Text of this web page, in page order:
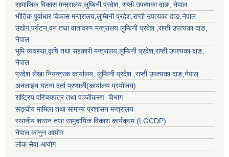
सामाजिक विकास मन्त्रालय,लुम्बिनी प्रदेश, राप्ती उपत्यका दाङ, नेपाल
भौतिक पूर्वाधार विकास मन्त्रालय,लुम्बिनी प्रदेश,राप्ती उपत्यका दाङ,नेपाल
उद्याेग,पर्यटन,वन तथा वातावरण मन्त्रालय लुम्बिनी प्रदेश ,राप्ती उपत्यका दाङ,
नेपाल
भुमि व्यवस्था,कृषि तथा सहकारी मन्त्रालय,लुम्बिनी प्रदेश,राप्ती उपत्यका दाङ,
नेपाल
प्रदेश लेखा नियन्त्रक कार्यालय, लुम्बिनी प्रदेश ,राप्ती उपत्यका दाङ,नेपाल
अनलाइन घटना दर्ता प्रणाली(कार्यालय प्रयोजन)
राष्ट्रिय परिचयपत्र तथा पञ्जीकरण विभाग
सङ्घीय मामिला तथा सामान्य प्रशासन मन्त्रालय
स्थानीय शासन तथा सामुदायिक विकास कार्यक्रम (LGCDP)
नेपाल कानुन आयोग
लोक सेवा आयोग